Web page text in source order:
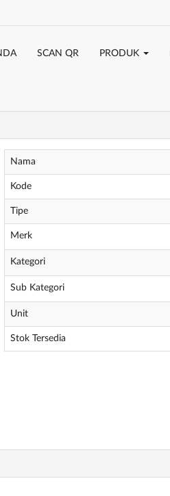
SCAN QR PRODUK
Nama
Kode
Tipe
Merk
Kategori
Sub Kategori
Unit
Stok Tersedia